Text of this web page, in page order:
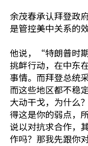
余茂春承认拜登政
是管控美中关系的
他说，“特朗普时
挑衅行动，在中东
事情。而拜登总统
而这些地区都不稳
大动干戈，为什么
得这是你的弱点，
说以对抗求合作，
作吗？那我先跟你